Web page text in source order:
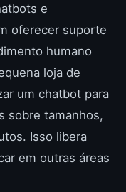
e
oferecer suporte
humano
loja de
um chatbot para
sobre tamanhos,
Isso libera
em outras áreas